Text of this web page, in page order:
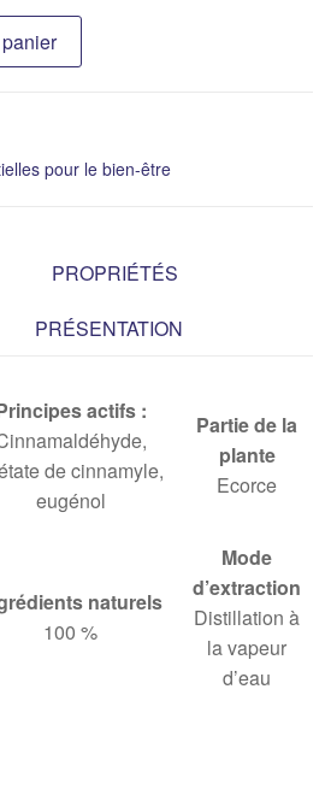
pour le bien-être
PROPRIÉTÉS
PRÉSENTATION
actifs :
de cinnamyle,
eugénol
Partie de la
plante
Ecorce
naturels
100 %
Mode
d’extraction
Distillation à
la vapeur
d’eau